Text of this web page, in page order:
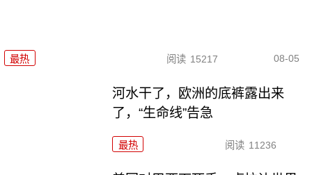
最热 阅读 15217 08-05
河水干了，欧洲的底裤露出来
了，“生命线”告急
最热 阅读 11236